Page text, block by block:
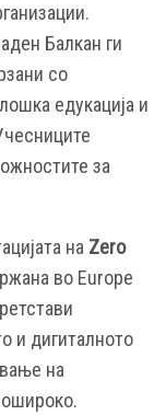
Балкан ги
со
едукација и
за
на Zero
во Europe
и дигиталното
на